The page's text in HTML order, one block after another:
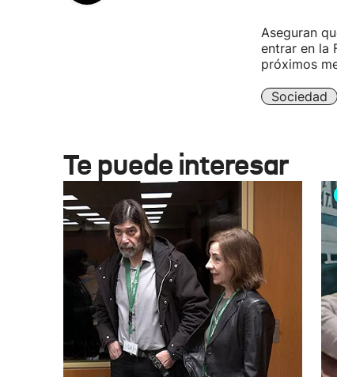
Aseguran
entrar en la
próximos
Sociedad
Te puede interesar